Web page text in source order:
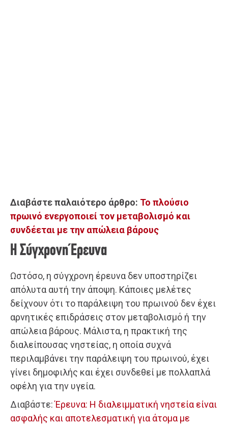
Διαβάστε παλαιότερο άρθρο: To πλούσιο
πρωινό ενεργοποιεί τον μεταβολισμό και
συνδέεται με την απώλεια βάρους
Η Σύγχρονη Έρευνα
Ωστόσο, η σύγχρονη έρευνα δεν υποστηρίζει
απόλυτα αυτή την άποψη. Κάποιες μελέτες
δείχνουν ότι το παράλειψη του πρωινού δεν έχει
αρνητικές επιδράσεις στον μεταβολισμό ή την
απώλεια βάρους. Μάλιστα, η πρακτική της
διαλείπουσας νηστείας, η οποία συχνά
περιλαμβάνει την παράλειψη του πρωινού, έχει
γίνει δημοφιλής και έχει συνδεθεί με πολλαπλά
οφέλη για την υγεία.
Διαβάστε:Έρευνα: Η διαλειμματική νηστεία είναι
ασφαλής και αποτελεσματική για άτομα με